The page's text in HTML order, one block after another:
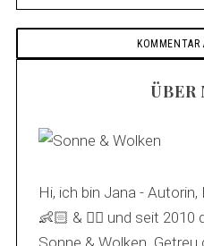
ÜBER
Hi, ich bin Jana -
👶🏻 & 🐕‍🦺 und seit